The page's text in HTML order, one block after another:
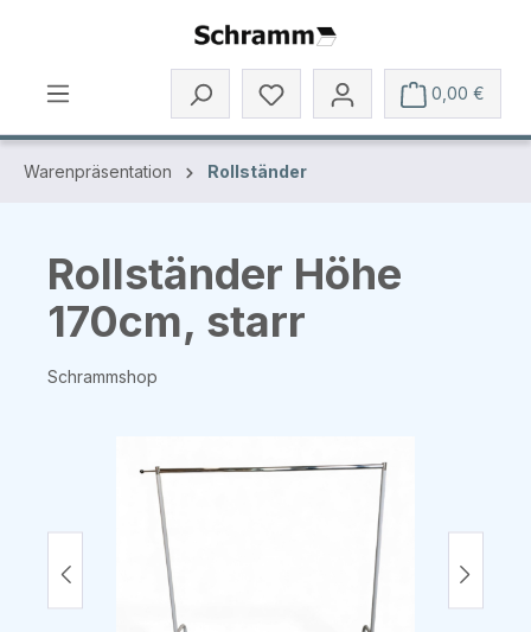
Zum Hauptinhalt springen
0,00 €
Warenpräsentation Rollständer
Rollständer Höhe
170cm, starr
Schrammshop